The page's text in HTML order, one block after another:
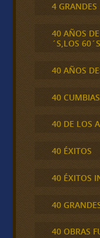
4
40 AÑOS
´S,LOS
40 AÑOS
40
40 DE LOS
40 ÉXITOS
40 ÉXITOS
40
40 OBRAS